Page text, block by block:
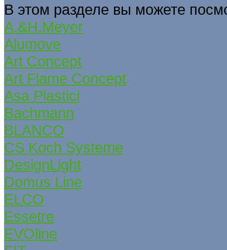
В этом разделе вы можете
A.&H.Meyer
Alumove
Art Concept
Art Flame Concept
Asa Plastici
Bachmann
BLANCO
CS Koch Systeme
DesignLight
Domus Line
ELCO
Essetre
EVOline